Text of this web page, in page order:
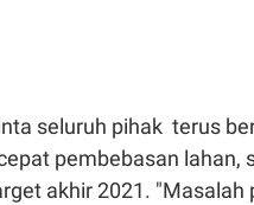
seluruh pihak terus
pembebasan lahan,
akhir 2021. "Masalah